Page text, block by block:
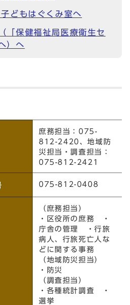
どもはぐくみ室へ
「保健福祉局医療衛生セ
）へ
庶務担当：075-
812-2420、地域防
災担当・調査担当：
075-812-2421
075-812-0408
（庶務担当）
・区役所の庶務 ・
庁舎の管理 ・行旅
病人、行旅死亡人な
どに関する事務
（地域防災担当）
・防災
（調査担当）
・各種統計調査 ・
選挙